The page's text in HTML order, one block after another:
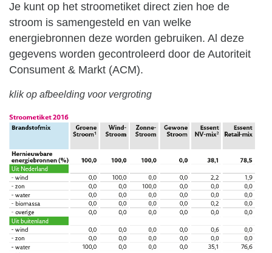
Je kunt op het stroometiket direct zien hoe de
stroom is samengesteld en van welke
energiebronnen deze worden gebruiken. Al deze
gegevens worden gecontroleerd door de Autoriteit
Consument & Markt (ACM).
klik op afbeelding voor vergroting